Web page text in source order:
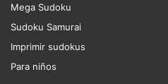
Mega Sudoku
Sudoku Samurai
Imprimir sudokus
Para niños